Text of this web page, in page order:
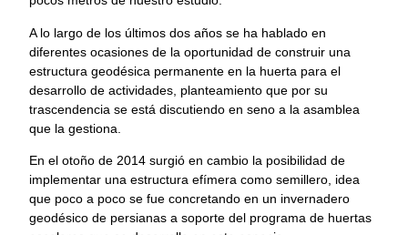
A lo largo de los últimos dos años se ha hablado en
diferentes ocasiones de la oportunidad de construir una
estructura geodésica permanente en la huerta para el
desarrollo de actividades, planteamiento que por su
trascendencia se está discutiendo en seno a la asamblea
que la gestiona.
En el otoño de 2014 surgió en cambio la posibilidad de
implementar una estructura efímera como semillero, idea
que poco a poco se fue concretando en un invernadero
geodésico de persianas a soporte del programa de huertas